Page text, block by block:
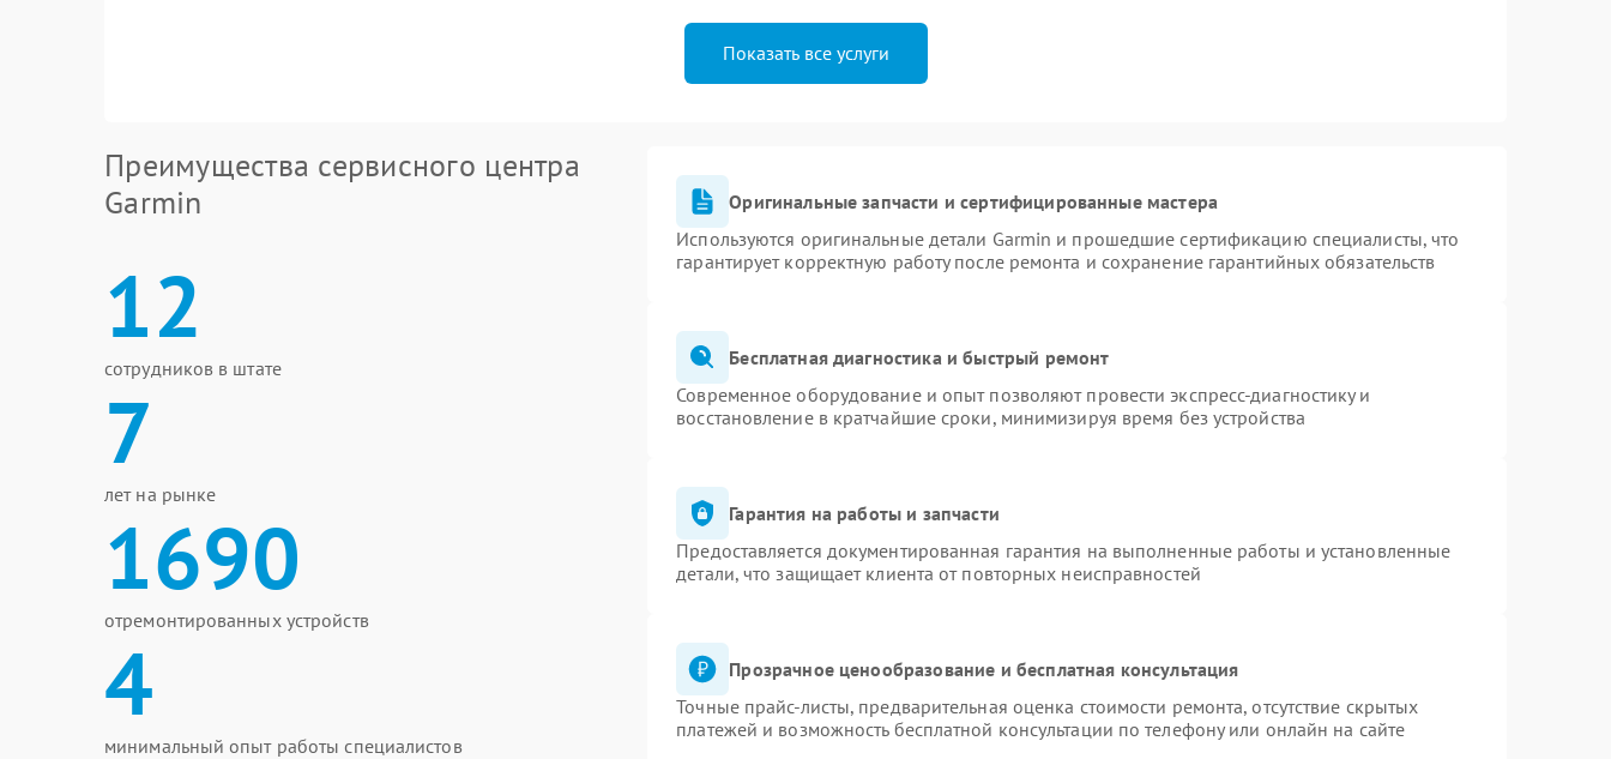
Показать все услуги
Преимущества сервисного центра
Garmin
12
сотрудников в штате
7
лет на рынке
1690
отремонтированных устройств
4
минимальный опыт работы специалистов
Оригинальные запчасти и сертифицированные мастера
Используются оригинальные детали Garmin и прошедшие сертификацию специалисты, что
гарантирует корректную работу после ремонта и сохранение гарантийных обязательств
Бесплатная диагностика и быстрый ремонт
Современное оборудование и опыт позволяют провести экспресс-диагностику и
восстановление в кратчайшие сроки, минимизируя время без устройства
Гарантия на работы и запчасти
Предоставляется документированная гарантия на выполненные работы и установленные
детали, что защищает клиента от повторных неисправностей
Прозрачное ценообразование и бесплатная консультация
Точные прайс-листы, предварительная оценка стоимости ремонта, отсутствие скрытых
платежей и возможность бесплатной консультации по телефону или онлайн на сайте